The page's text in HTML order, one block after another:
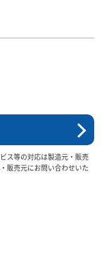
ス等の対応は製造元・販売
販売元にお問い合わせいた